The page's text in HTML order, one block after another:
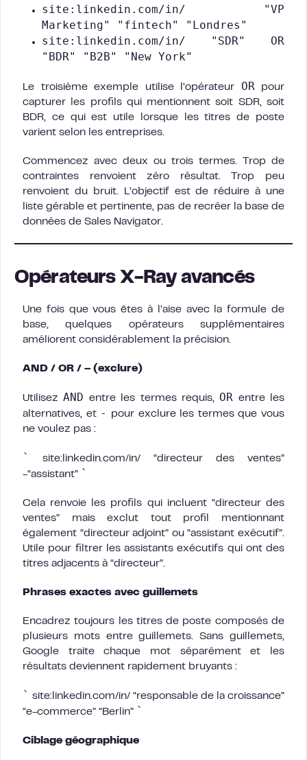
site:linkedin.com/in/ "VP
Marketing" "fintech" "Londres"
site:linkedin.com/in/ "SDR" OR
"BDR" "B2B" "New York"
Le troisième exemple utilise l’opérateur ORpour
capturer les profils qui mentionnent soit SDR, soit
BDR, ce qui est utile lorsque les titres de poste
varient selon les entreprises.
Commencez avec deux ou trois termes. Trop de
contraintes renvoient zéro résultat. Trop peu
renvoient du bruit. L’objectif est de réduire à une
liste gérable et pertinente, pas de recréer la base de
données de Sales Navigator.
Opérateurs X-Ray avancés
Une fois que vous êtes à l’aise avec la formule de
base, quelques opérateurs supplémentaires
améliorent considérablement la précision.
AND / OR / – (exclure)
UtilisezAND entre les termes requis, OR entre les
alternatives, et -
pour exclure les termes que vous
ne voulez pas :
`
site:linkedin.com/in/ “directeur des ventes”
-“assistant” `
Cela renvoie les profils qui incluent “directeur des
ventes” mais exclut tout profil mentionnant
également “directeur adjoint” ou “assistant exécutif”.
Utile pour filtrer les assistants exécutifs qui ont des
titres adjacents à “directeur”.
Phrases exactes avec guillemets
Encadrez toujours les titres de poste composés de
plusieurs mots entre guillemets. Sans guillemets,
Google traite chaque mot séparément et les
résultats deviennent rapidement bruyants :
` site:linkedin.com/in/ “responsable de la croissance”
“e-commerce” “Berlin” `
Ciblage géographique